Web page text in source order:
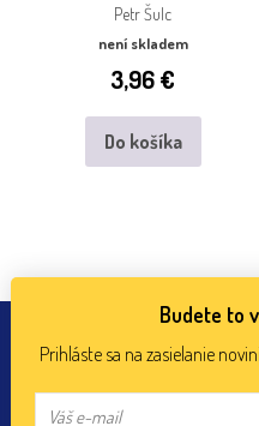
Petr Šulc
není skladem
3,96€
Do košíka
Budete to
Prihláste sa na zasielanie